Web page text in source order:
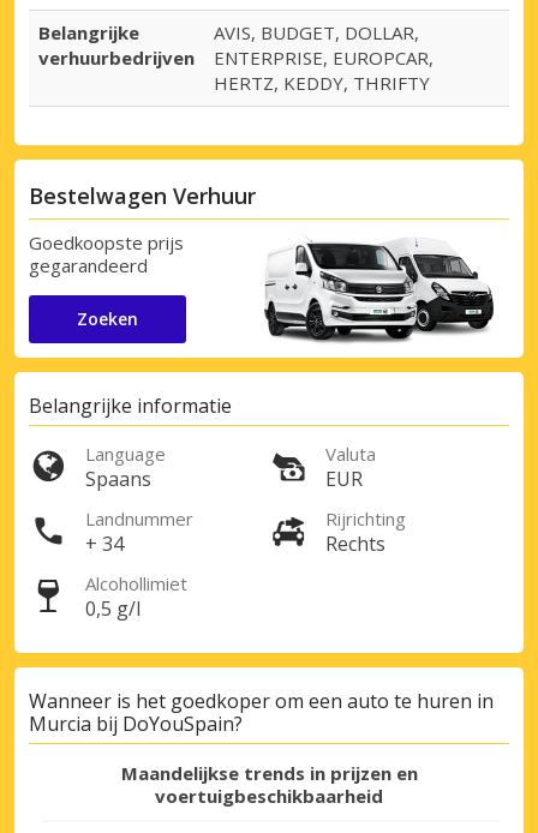
Belangrijke
verhuurbedrijven
AVIS, BUDGET, DOLLAR,
ENTERPRISE, EUROPCAR,
HERTZ, KEDDY, THRIFTY
Bestelwagen Verhuur
Goedkoopste prijs
gegarandeerd
Zoeken
Belangrijke informatie
Language
Spaans
Valuta
EUR
Landnummer
+ 34
Rijrichting
Rechts
Alcohollimiet
0,5 g/l
Wanneer is het goedkoper om een auto te huren in
Murcia bij DoYouSpain?
Maandelijkse trends in prijzen en
voertuigbeschikbaarheid